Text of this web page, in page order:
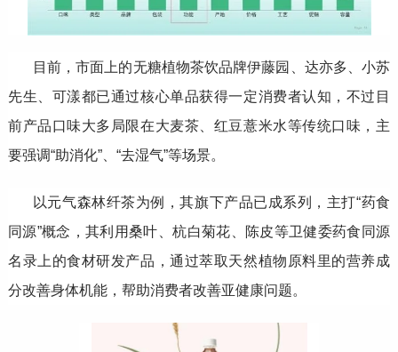
目前，市面上的无糖植物茶饮品牌伊藤园、达亦多、小苏
先生、可漾都已通过核心单品获得一定消费者认知，不过目
前产品口味大多局限在大麦茶、红豆薏米水等传统口味，主
要强调“助消化”、“去湿气”等场景。
以元气森林纤茶为例，其旗下产品已成系列，主打“药食
同源”概念，其利用桑叶、杭白菊花、陈皮等卫健委药食同源
名录上的食材研发产品，通过萃取天然植物原料里的营养成
分改善身体机能，帮助消费者改善亚健康问题。